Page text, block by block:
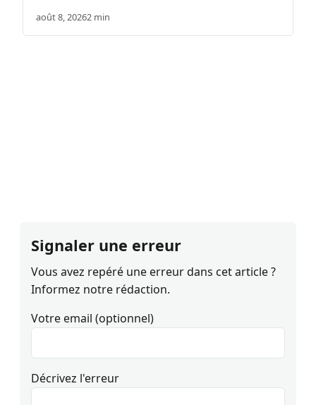
août 8, 20262 min
Signaler une erreur
Vous avez repéré une erreur dans cet article ?
Informez notre rédaction.
Votre email (optionnel)
Décrivez l'erreur